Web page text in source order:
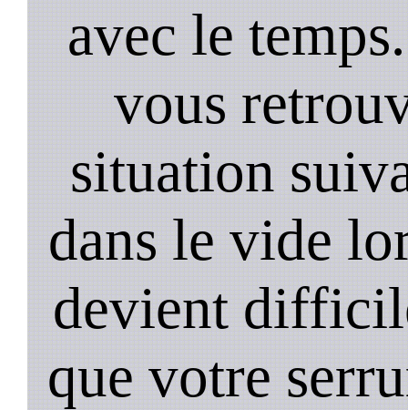
avec le
vous
situation
dans le vide
devient
que votre